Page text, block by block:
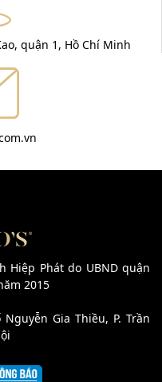
quận 1, Hồ Chí Minh
Hiệp Phát do UBND quận
2015
Gia Thiều, P. Trần